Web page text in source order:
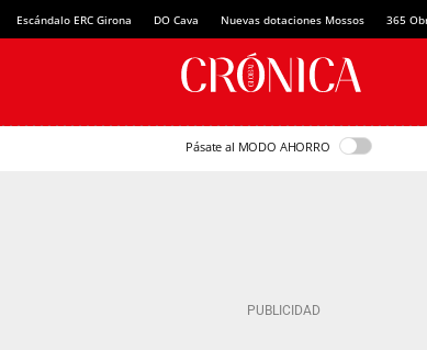
Escándalo ERC Girona DO Cava Nuevas dotaciones Mossos 365
Pásate al MODO AHORRO